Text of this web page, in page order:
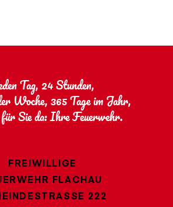
Tag, 24 Stunden,
Woche, 365 Tage im Jahr,
Sie da: Ihre Feuerwehr.
FREIWILLIGE
FLACHAU
222